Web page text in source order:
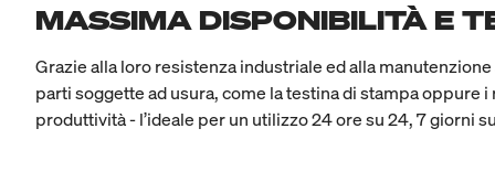
MASSIMA DISPONIBILITÀ E
Grazie alla loro resistenza industriale ed alla
parti soggette ad usura, come la testina di stampa
produttività - l’ideale per un utilizzo 24 ore su 24, 7 giorni